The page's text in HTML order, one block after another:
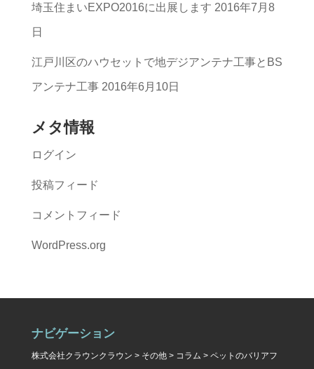
埼玉住まいEXPO2016に出展します 2016年7月8
日
江戸川区のハウセットで地デジアンテナ工事とBS
アンテナ工事 2016年6月10日
メタ情報
ログイン
投稿フィード
コメントフィード
WordPress.org
ナビゲーション
株式会社クラウンクラウン > その他> コラム > ペットのバリアフ